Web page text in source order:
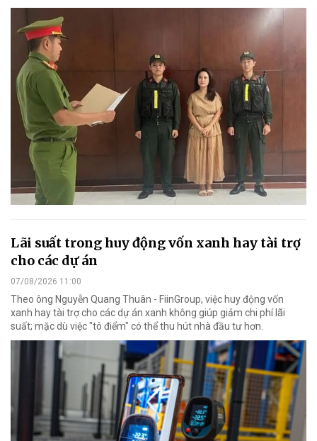
Lãi suất trong huy động vốn xanh hay tài trợ
cho các dự án
07/08/2026 11:00
Theo ông Nguyễn Quang Thuân - FiinGroup, việc huy động vốn
xanh hay tài trợ cho các dự án xanh không giúp giảm chi phí lãi
suất; mặc dù việc "tô điểm" có thể thu hút nhà đầu tư hơn.